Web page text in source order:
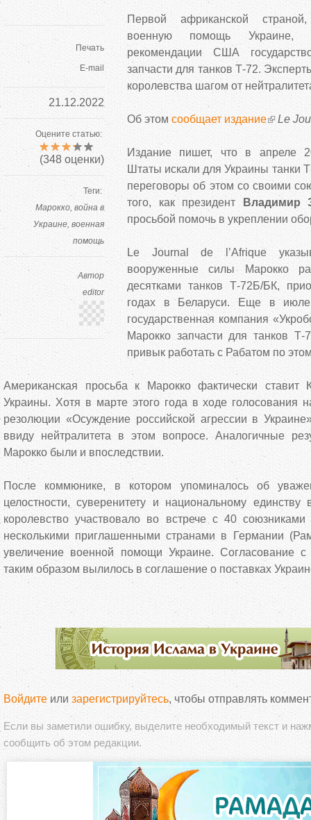
Печать
E-mail
21.12.2022
Оцените статью:
(348 оценки)
Теги:
Марокко война в
Украине военная
помощь
Автор
editor
Первой африканской
военную помощь Украине,
рекомендации США
запчасти для танков Т-72.
королевства шагом от
Об этомсообщает издание Le
Издание пишет, что в апреле
Штаты искали для Украины танки
переговоры об этом со своими
того, как президент
Владимир
просьбой помочь в укреплении
Le Journal de l’Afrique
вооруженные силы Марокко
десятками танков Т-72Б/БК,
годах в Беларуси. Еще в июле
государственная компания
Марокко запчасти для танков
привык работать с Рабатом по
Американская просьба к Марокко фактически ставит
Украины. Хотя в марте этого года в ходе голосования
резолюции «Осуждение российской агрессии в
ввиду нейтралитета в этом вопросе. Аналогичные
Марокко были и впоследствии.
После коммюнике, в котором упоминалось об
целостности, суверенитету и национальному
королевство участвовало во встрече с 40
несколькими приглашенными странами в Германии
увеличение военной помощи Украине. Согласование с
таким образом вылилось в соглашение о поставках
Войдите или зарегистрируйтесь, чтобы отправлять
Если вы заметили ошибку, выделите необходимый текст и
сообщить об этом редакции.